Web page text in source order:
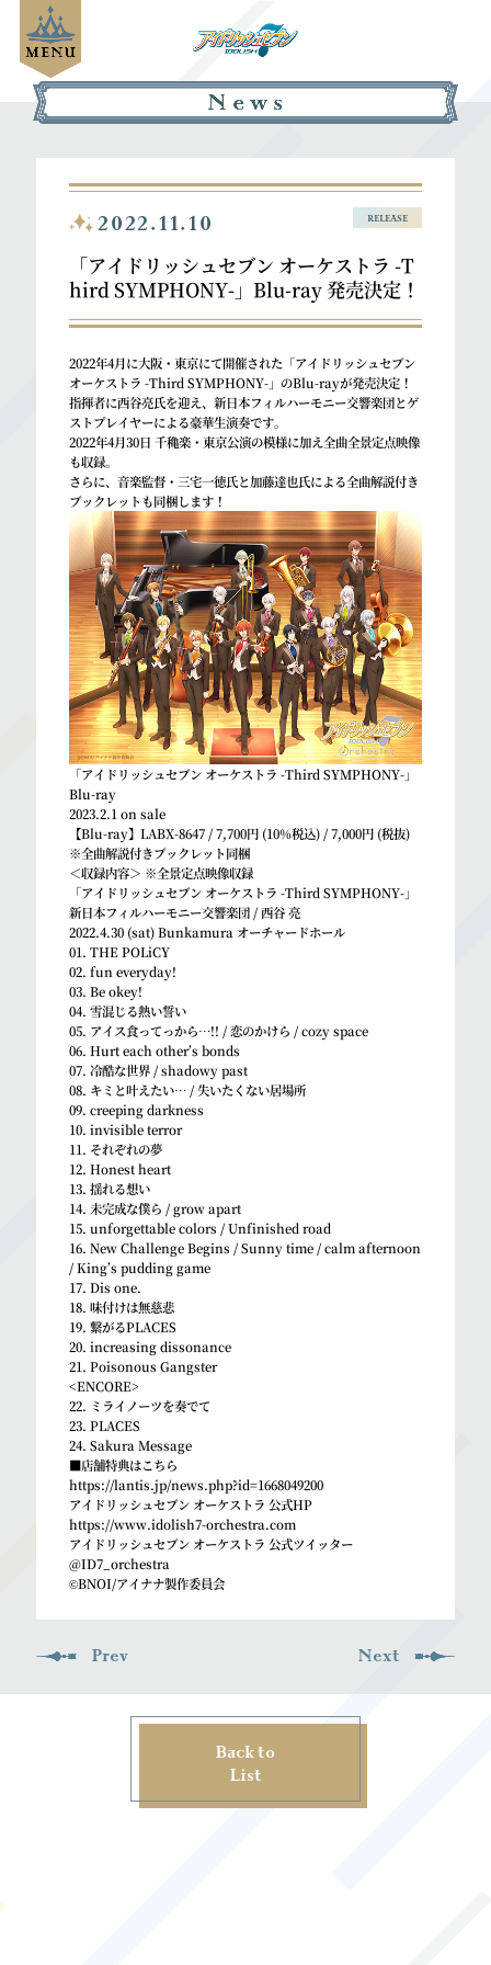
2022.11.10 RELEASE
「アイドリッシュセブン オーケストラ -T
hird SYMPHONY-」Blu-ray 発売決定！
2022年4月に大阪・東京にて開催された「アイドリッシュセブン
オーケストラ -Third SYMPHONY-」のBlu-rayが発売決定！
指揮者に西谷亮氏を迎え、新日本フィルハーモニー交響楽団とゲ
ストプレイヤーによる豪華生演奏です。
2022年4月30日 千穐楽・東京公演の模様に加え全曲全景定点映像
も収録。
さらに、音楽監督・三宅一徳氏と加藤達也氏による全曲解説付き
ブックレットも同梱します！
「アイドリッシュセブン オーケストラ -Third SYMPHONY-」
Blu-ray
2023.2.1 on sale
【Blu-ray】LABX-8647 / 7,700円 (10%税込) / 7,000円 (税抜)
※全曲解説付きブックレット同梱
＜収録内容＞ ※全景定点映像収録
「アイドリッシュセブン オーケストラ -Third SYMPHONY-」
新日本フィルハーモニー交響楽団 / 西谷 亮
2022.4.30 (sat) Bunkamura オーチャードホール
01. THE POLiCY
02. fun everyday!
03. Be okey!
04. 雪混じる熱い誓い
05. アイス食ってっから…!! / 恋のかけら / cozy space
06. Hurt each other’s bonds
07. 冷酷な世界 / shadowy past
08. キミと叶えたい… / 失いたくない居場所
09. creeping darkness
10. invisible terror
11. それぞれの夢
12. Honest heart
13. 揺れる想い
14. 未完成な僕ら / grow apart
15. unforgettable colors / Unfinished road
16. New Challenge Begins / Sunny time / calm afternoon
/ King’s pudding game
17. Dis one.
18. 味付けは無慈悲
19. 繋がるPLACES
20. increasing dissonance
21. Poisonous Gangster
<ENCORE>
22. ミライノーツを奏でて
23. PLACES
24. Sakura Message
■店舗特典はこちら
https://lantis.jp/news.php?id=1668049200
アイドリッシュセブン オーケストラ 公式HP
https://www.idolish7-orchestra.com
アイドリッシュセブン オーケストラ 公式ツイッター
@ID7_orchestra
©BNOI/アイナナ製作委員会
Prev Next
Back to
List